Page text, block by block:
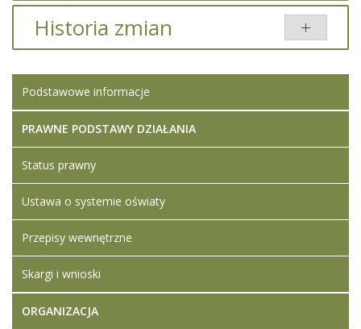
Brak załączników.
Historia zmian
Artykuł został
zmieniony.
08
październik
2021 09:09
Ledwójcik
Artykuł został
Dodane
załączniki
Załącznik nr 5 -
projekt umowy
kurs operatora
drona
Zapytanie
październik
2021 09:28
Podstawowe informacje
PRAWNE PODSTAWY DZIAŁANIA
Status prawny
Ustawa o systemie oświaty
Przepisy wewnętrzne
Skargi i wnioski
ORGANIZACJA